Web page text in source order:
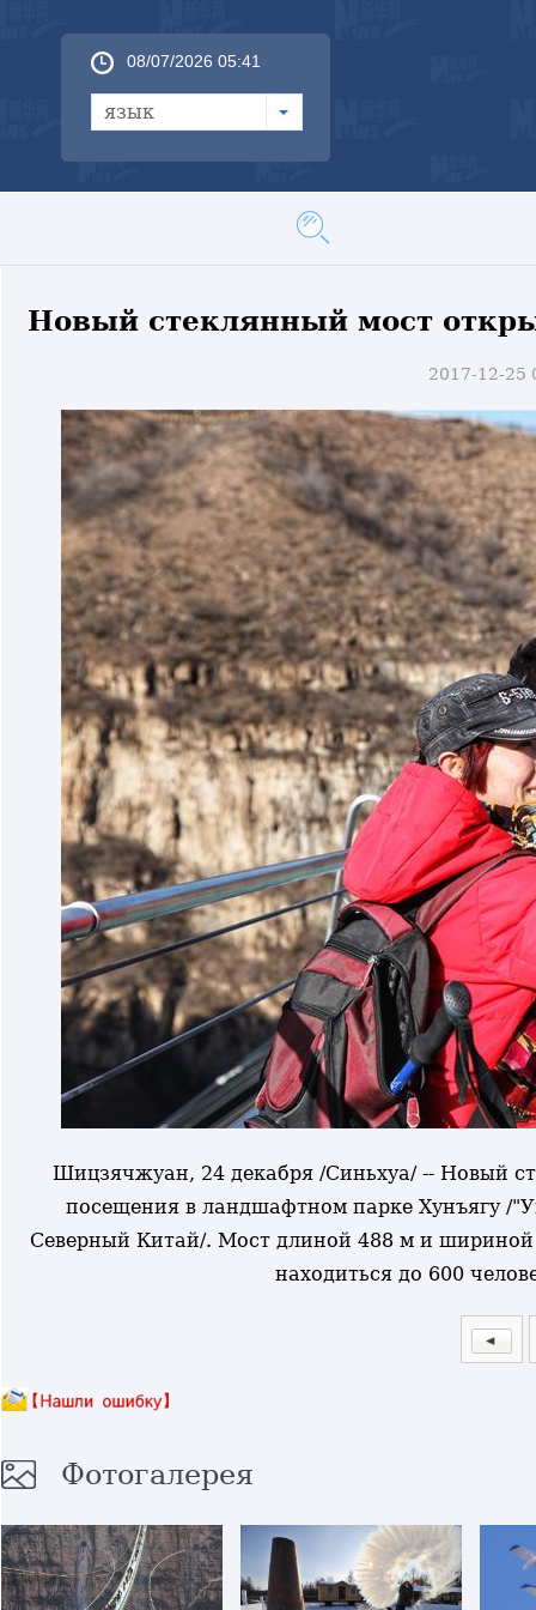
08/07/2026 05:41
язык
Новый стеклянный мост
2017-12-25
Шицзячжуан, 24 декабря /Синьхуа/ -- Новый
посещения в ландшафтном парке Хунъягу /
Северный Китай/. Мост длиной 488 м и
находиться до 600
Фотогалерея